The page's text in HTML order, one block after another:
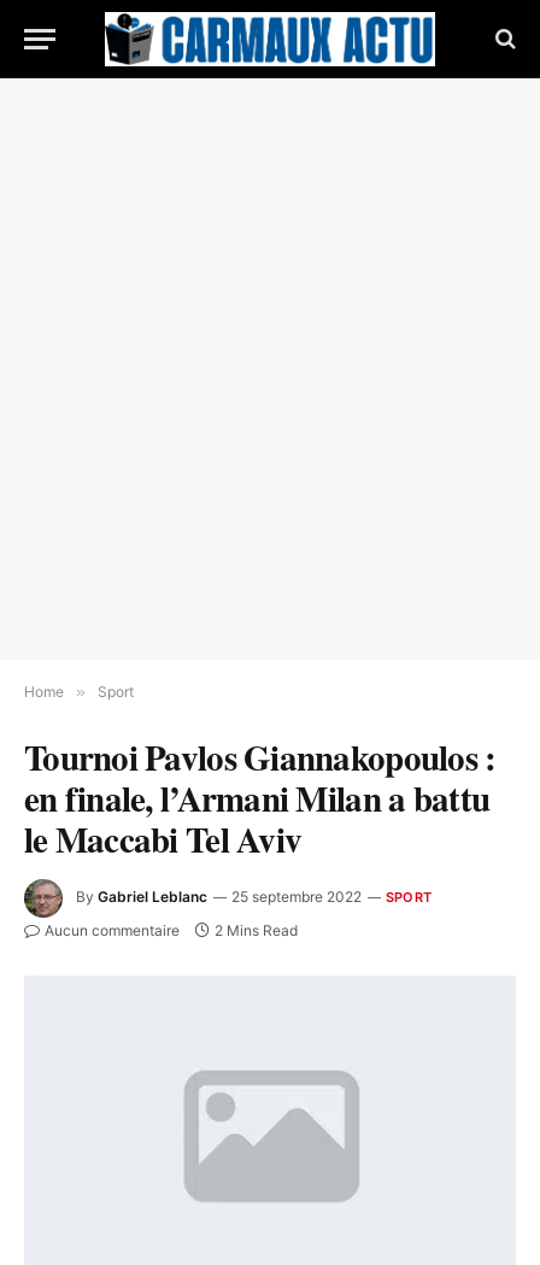
Home » Sport
Tournoi Pavlos Giannakopoulos :
en finale, l’Armani Milan a battu
le Maccabi Tel Aviv
By Gabriel Leblanc 25 septembre 2022 SPORT
Aucun commentaire 2 Mins Read